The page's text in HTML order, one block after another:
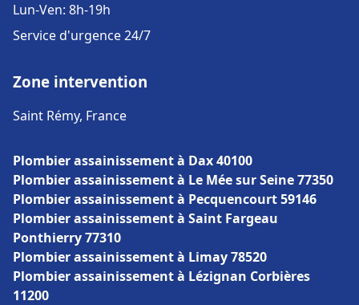
Lun-Ven: 8h-19h
Service d'urgence 24/7
Zone intervention
Saint Rémy, France
Plombier assainissement à Dax 40100
Plombier assainissement à Le Mée sur Seine 77350
Plombier assainissement à Pecquencourt 59146
Plombier assainissement à Saint Fargeau
Ponthierry 77310
Plombier assainissement à Limay 78520
Plombier assainissement à Lézignan Corbières
11200